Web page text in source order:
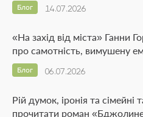
14.07.2026
Блог
«На захід від міста» Ганни
про самотність, вимушену
06.07.2026
Блог
Рій думок, іронія та сімейні
прочитати роман